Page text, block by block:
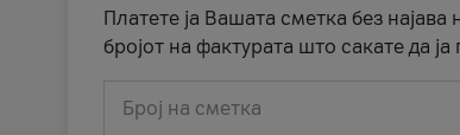
Платете ја Вашата сметка без
бројот на фактурата што сакате да ја
Број на сметка